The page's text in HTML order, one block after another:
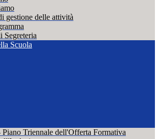
gestione delle attività
Segreteria
Scuola
Triennale dell'Offerta Formativa